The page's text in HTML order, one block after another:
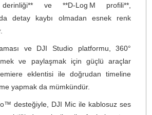
**8K/30 fps 360° video**
anlamda sinematik netlikte
360’ı pazardaki diğer 360°
ayıran en güçlü yönlerinden biridir.
kareler yakalayabilirsiniz.